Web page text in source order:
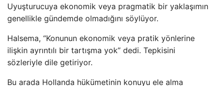
Uyuşturucuya ekonomik veya pragmatik bir yaklaşımın
genellikle gündemde olmadığını söylüyor.
Halsema, “Konunun ekonomik veya pratik yönlerine
ilişkin ayrıntılı bir tartışma yok” dedi. Tepkisini
sözleriyle dile getiriyor.
Bu arada Hollanda hükümetinin konuyu ele alma